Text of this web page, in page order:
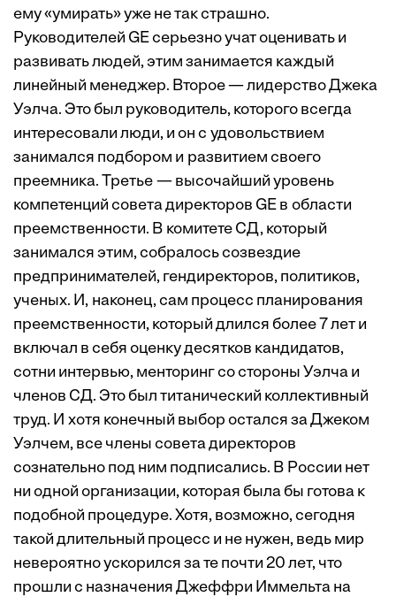
ему «умирать» уже не так страшно.
Руководителей GE серьезно учат оценивать и
развивать людей, этим занимается каждый
линейный менеджер. Второе — лидерство Джека
Уэлча. Это был руководитель, которого всегда
интересовали люди, и он с удовольствием
занимался подбором и развитием своего
преемника. Третье — высочайший уровень
компетенций совета директоров GE в области
преемственности. В комитете СД, который
занимался этим, собралось созвездие
предпринимателей, гендиректоров, политиков,
ученых. И, наконец, сам процесс планирования
преемственности, который длился более 7 лет и
включал в себя оценку десятков кандидатов,
сотни интервью, менторинг со стороны Уэлча и
членов СД. Это был титанический коллективный
труд. И хотя конечный выбор остался за Джеком
Уэлчем, все члены совета директоров
сознательно под ним подписались. В России нет
ни одной организации, которая была бы готова к
подобной процедуре. Хотя, возможно, сегодня
такой длительный процесс и не нужен, ведь мир
невероятно ускорился за те почти 20 лет, что
прошли с назначения Джеффри Иммельта на